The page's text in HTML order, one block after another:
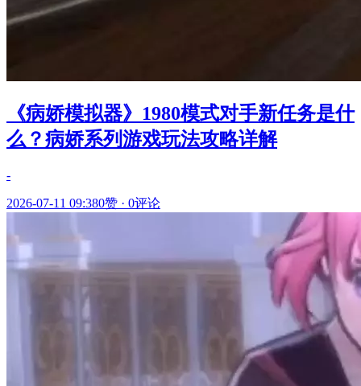
《病娇模拟器》1980模式对手新任务是什
么？病娇系列游戏玩法攻略详解
-
2026-07-11 09:380赞 · 0评论